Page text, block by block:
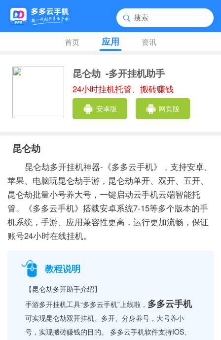
首页 应用 资讯
昆仑劫 -多开挂机助手
24小时挂机托管、搬砖赚钱
安卓版 网页版
昆仑劫
昆仑劫多开挂机神器-《多多云手机》，支持安卓、
苹果、电脑玩昆仑劫手游，昆仑劫单开、双开、五开、
昆仑劫批量小号养大号，一键启动云手机云端智能托
管。《多多云手机》搭载安卓系统7-15等多个版本的手
机系统，手游、应用兼容性更高，运行更加流畅，保证
账号24小时在线挂机。
教程说明
【昆仑劫多开助手介绍】
手游多开挂机工具“多多云手机”上线啦， 多多云手机
可实现昆仑劫双开挂机、多开、分身养号，大号养小
号，实现搬砖赚钱的目的。 多多云手机软件支持IOS、